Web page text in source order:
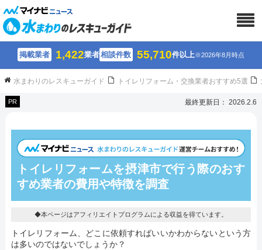
掲載業者 1,422業者相談件数 55,710件以上※2026年8月時点
水まわりのレスキューガイド トイレリフォーム・交換業者おすすめ5選
PR 最終更新日： 2026.2.6
トイレリフォームを摂津市で行う際のおす
すめ業者の費用や特徴を調査
◆本ページはアフィリエイトプログラムによる収益を得ています。
トイレリフォーム、どこに依頼すればいいかわからないという方
は多いのではないでしょうか？